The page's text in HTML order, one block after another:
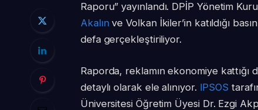
Raporu” yayınlandı. DPİP Yönetim
Akalınve Volkan İkiler’in katıldığı
defa gerçekleştiriliyor.
Raporda, reklamın ekonomiye kattığı
detaylı olarak ele alınıyor. IPSOS
Üniversitesi Öğretim Üyesi Dr. Ezgi